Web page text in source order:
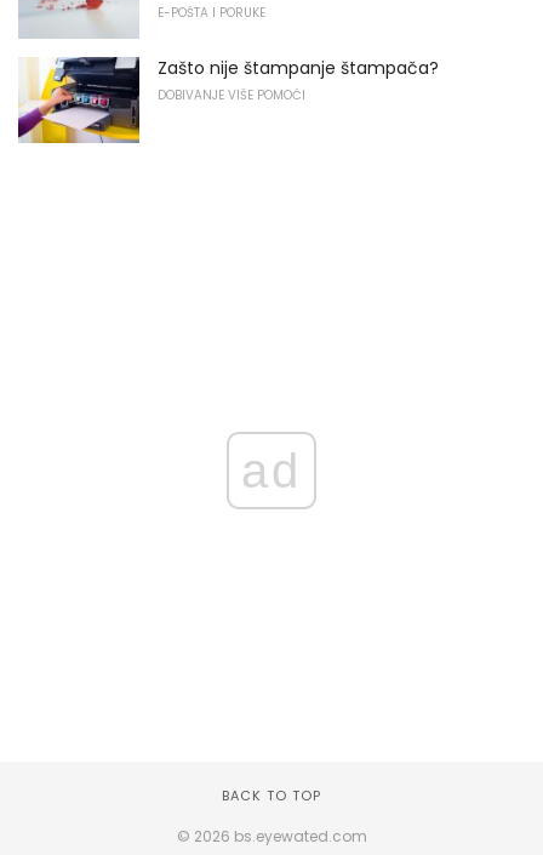
E-POŠTA I PORUKE
Zašto nije štampanje štampača?
DOBIVANJE VIŠE POMOĆI
ad
BACK TO TOP
© 2026 bs.eyewated.com